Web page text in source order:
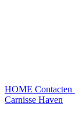
HOME Contacten
Carnisse Haven